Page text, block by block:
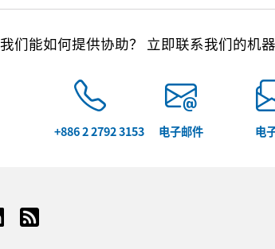
我们能如何提供协助？ 立即联系我们的机器
+886 2 2792 3153 电子邮件 电